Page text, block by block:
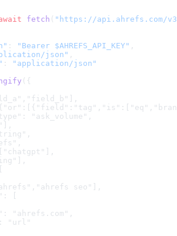
fetch ( " https://api.ahrefs.com/
: "Bearer $AHREFS_API_KEY" ,
json" ,
:
"application/json"
( {
"ask_volume",
seo"],
[
"ahrefs.com",
"url"